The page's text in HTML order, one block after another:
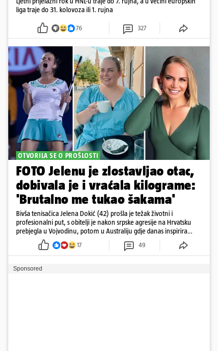
liga traje do 31. kolovoza ili 1. rujna
76 327
OTVORILA SE O PROŠLOSTI
FOTO Jelenu je zlostavljao otac,
dobivala je i vraćala kilograme:
'Brutalno me tukao šakama'
Bivša tenisačica Jelena Dokić (42) prošla je težak životni i
profesionalni put, s obitelji je nakon srpske agresije na Hrvatsku
prebjegla u Vojvodinu, potom u Australiju gdje danas inspirira
17 49
Sponsored